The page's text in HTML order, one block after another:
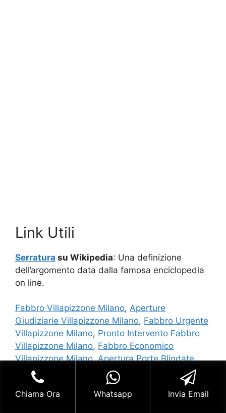
Link Utili
Serratura su Wikipedia: Una definizione
dell’argomento data dalla famosa enciclopedia
on line.
Fabbro Villapizzone Milano, Aperture
Giudiziarie Villapizzone Milano, Fabbro Urgente
Villapizzone Milano, Pronto Intervento Fabbro
Villapizzone Milano, Fabbro Economico
Villapizzone Milano,Apertura Porte Blindate
Villapizzone Milano
Fabbro Pronto Intervento
Villapizzone Milano
Cambio Serratura
Villapizzone Milano
,Riparazione Serratura
Chiama Ora Whatsapp Invia Email